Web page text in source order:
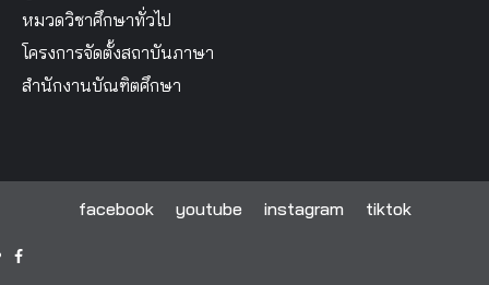
หมวดวิชาศึกษาทั่วไป
โครงการจัดตั้งสถาบันภาษา
สำนักงานบัณฑิตศึกษา
facebook youtube instagram tiktok
facebook